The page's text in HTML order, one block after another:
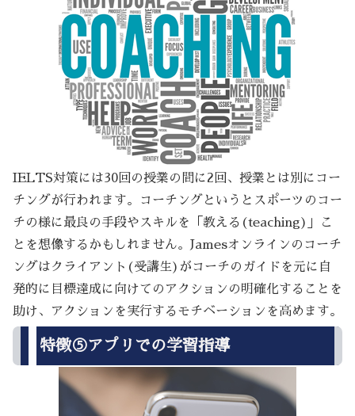
IELTS対策には30回の授業の間に2回、授業とは別にコー
チングが行われます。コーチングというとスポーツのコー
チの様に最良の手段やスキルを「教える(teaching)」こ
とを想像するかもしれません。Jamesオンラインのコーチ
ングはクライアント(受講生)がコーチのガイドを元に自
発的に目標達成に向けてのアクションの明確化することを
助け、アクションを実行するモチベーションを高めます。
特徴⑤アプリでの学習指導